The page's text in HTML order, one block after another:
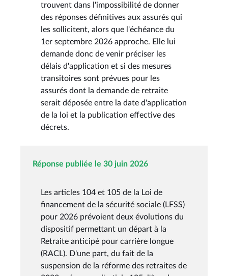
trouvent dans l'impossibilité de donner
des réponses définitives aux assurés qui
les sollicitent, alors que l'échéance du
1er septembre 2026 approche. Elle lui
demande donc de venir préciser les
délais d'application et si des mesures
transitoires sont prévues pour les
assurés dont la demande de retraite
serait déposée entre la date d'application
de la loi et la publication effective des
décrets.
Réponse publiée le 30 juin 2026
Les articles 104 et 105 de la Loi de
financement de la sécurité sociale (LFSS)
pour 2026 prévoient deux évolutions du
dispositif permettant un départ à la
Retraite anticipé pour carrière longue
(RACL). D'une part, du fait de la
suspension de la réforme des retraites de